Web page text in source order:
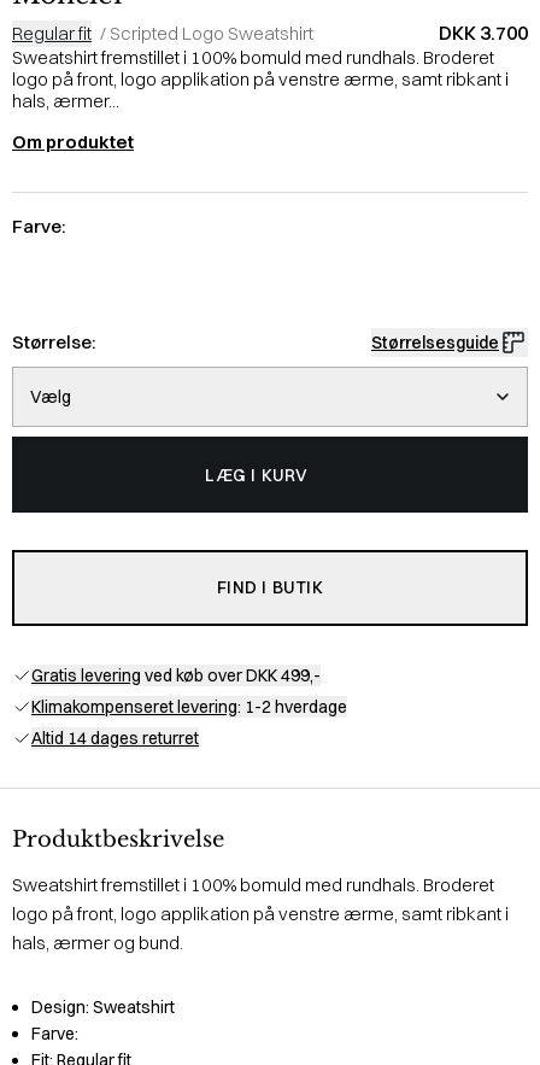
Regular fit / Scripted Logo Sweatshirt DKK 3.700
Sweatshirt fremstillet i 100% bomuld med rundhals. Broderet
logo på front, logo applikation på venstre ærme, samt ribkant i
hals, ærmer...
Om produktet
Farve:
Størrelse: Størrelsesguide
Vælg
LÆG I KURV
FIND I BUTIK
Gratis levering ved køb over DKK 499,-
Klimakompenseret levering: 1-2 hverdage
Altid 14 dages returret
Produktbeskrivelse
Sweatshirt fremstillet i 100% bomuld med rundhals. Broderet
logo på front, logo applikation på venstre ærme, samt ribkant i
hals, ærmer og bund.
Design: Sweatshirt
Farve:
Fit: Regular fit